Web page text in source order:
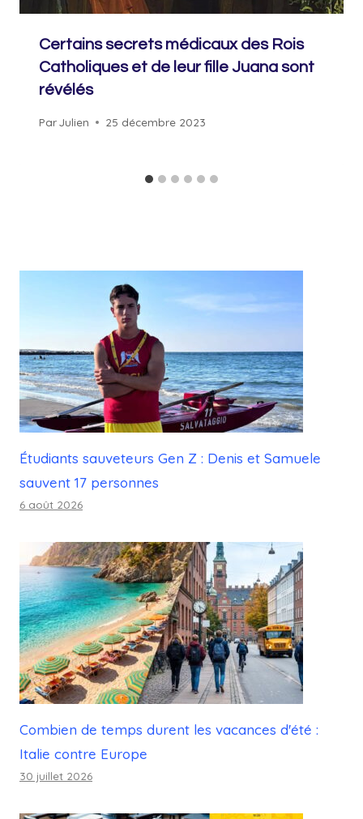
Certains secrets médicaux des Rois
Catholiques et de leur fille Juana sont
révélés
ParJulien 25 décembre 2023
Étudiants sauveteurs Gen Z : Denis et Samuele
sauvent 17 personnes
6 août 2026
Combien de temps durent les vacances d'été :
Italie contre Europe
30 juillet 2026